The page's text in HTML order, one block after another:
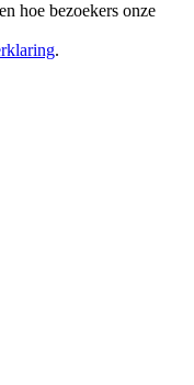
hoe bezoekers onze
.